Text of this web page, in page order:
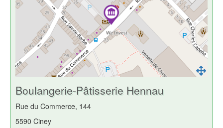
Boulangerie-Pâtisserie Hennau
Rue du Commerce, 144
5590 Ciney